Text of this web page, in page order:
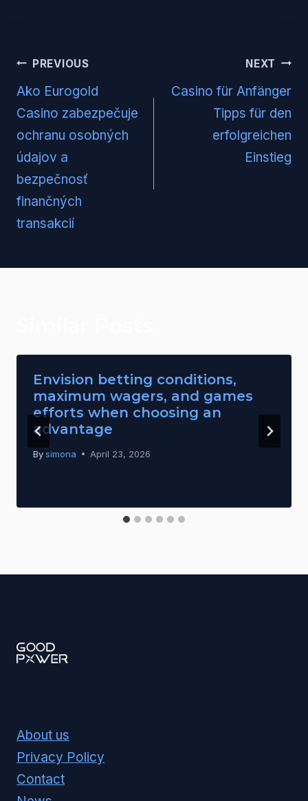
Post
navigation
PREVIOUS
Ako Eurogold
Casino zabezpečuje
ochranu osobných
údajov a
bezpečnosť
finančných
transakcií
NEXT
Casino für Anfänger
Tipps für den
erfolgreichen
Einstieg
Envision betting conditions,
maximum wagers, and games
efforts when choosing an
advantage
Bysimona April 23, 2026
About us
Privacy Policy
Contact